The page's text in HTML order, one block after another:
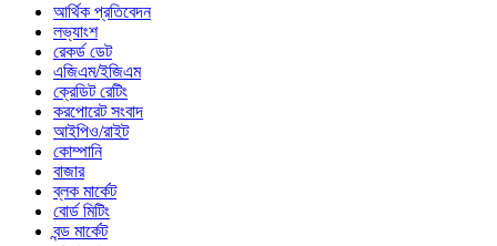
আর্থিক প্রতিবেদন
লভ্যাংশ
রেকর্ড ডেট
এজিএম/ইজিএম
ক্রেডিট রেটিং
করপোরেট সংবাদ
আইপিও/রাইট
কোম্পানি
বাজার
ব্লক মার্কেট
বোর্ড মিটিং
বন্ড মার্কেট